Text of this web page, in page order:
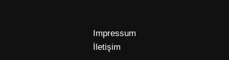
Impressum
İletişim